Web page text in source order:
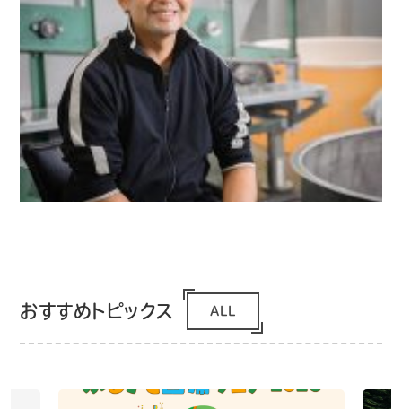
おすすめトピックス ALL